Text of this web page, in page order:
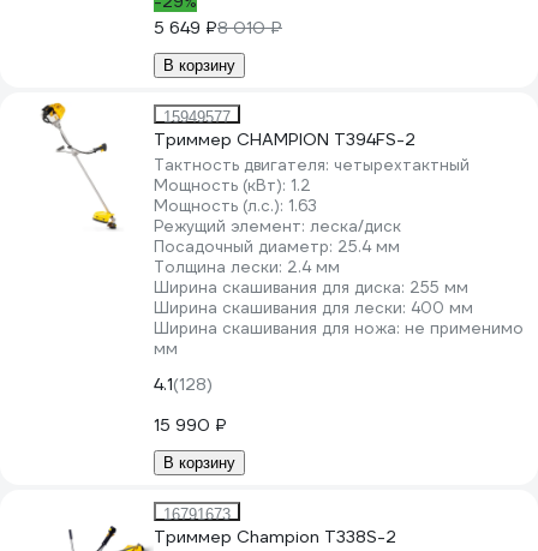
5 649 ₽8 010 ₽
В корзину
15949577
Триммер CHAMPION Т394FS-2
Тактность двигателя: четырехтактный
Мощность (кВт): 1.2
Мощность (л.с.): 1.63
Режущий элемент: леска/диск
Посадочный диаметр: 25.4 мм
Толщина лески: 2.4 мм
Ширина скашивания для диска: 255 мм
Ширина скашивания для лески: 400 мм
Ширина скашивания для ножа: не применимо
мм
4.1(128)
15 990 ₽
В корзину
16791673
Триммер Champion Т338S-2